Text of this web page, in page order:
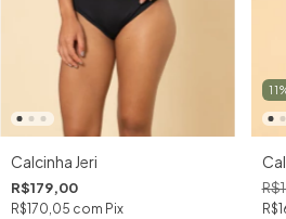
Calcinha Jeri
R$179,00
R$170,05 com Pix
11